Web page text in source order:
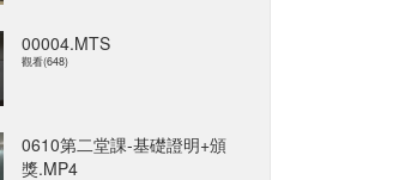
00004.MTS
觀看(648)
0610第二堂課-基礎證明+頒
獎.MP4